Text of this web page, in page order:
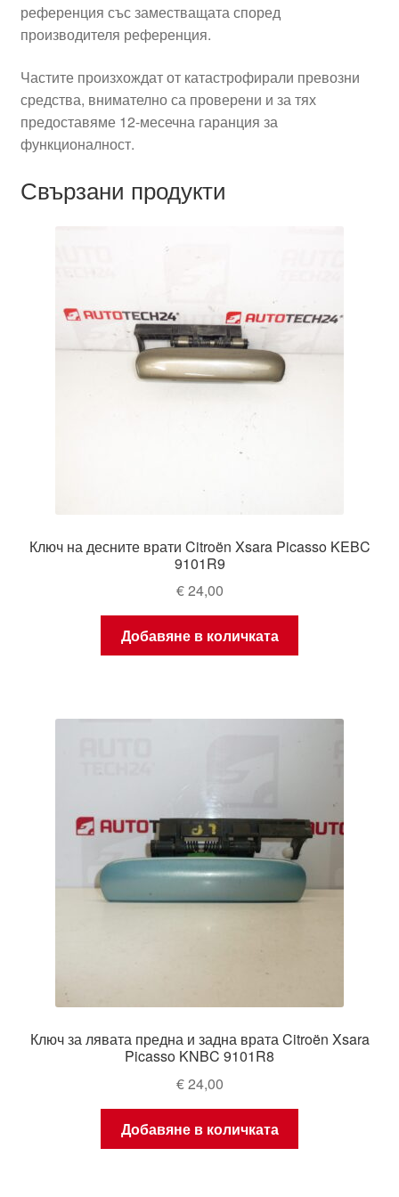
референция със заместващата според
производителя референция.
Частите произхождат от катастрофирали превозни
средства, внимателно са проверени и за тях
предоставяме 12-месечна гаранция за
функционалност.
Свързани продукти
Ключ на десните врати Citroën Xsara Picasso KEBC
9101R9
€24,00
Добавяне в количката
Ключ за лявата предна и задна врата Citroën Xsara
Picasso KNBC 9101R8
€24,00
Добавяне в количката